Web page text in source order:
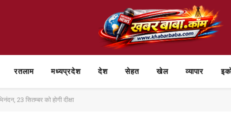
रतलाम मध्यप्रदेश देश सेहत खेल व्यापार
23 सितम्बर को होगी दीक्षा